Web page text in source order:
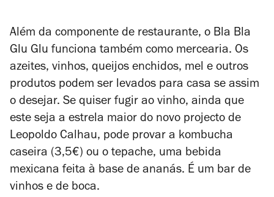
Além da componente de restaurante, o Bla Bla
Glu Glu funciona também como mercearia. Os
azeites, vinhos, queijos enchidos, mel e outros
produtos podem ser levados para casa se assim
o desejar. Se quiser fugir ao vinho, ainda que
este seja a estrela maior do novo projecto de
Leopoldo Calhau, pode provar a kombucha
caseira (3,5€) ou o tepache, uma bebida
mexicana feita à base de ananás. É um bar de
vinhos e de boca.